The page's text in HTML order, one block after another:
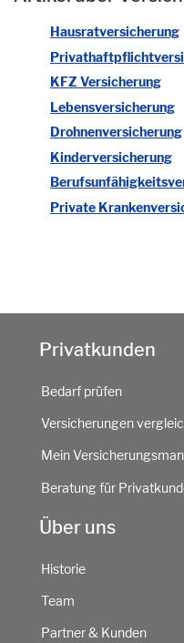
Hausratversicherung
KFZ Versicherung
Lebensversicherung
Drohnenversicherung
Kinderversicherung
Private
Privatkunden
Bedarf prüfen
Versicherungen
Mein
Beratung für
Über uns
Historie
Team
Partner & Kunden